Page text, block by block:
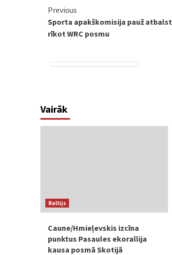
Continue
Reading
Previous
Sporta apakškomisija pauž
rīkot WRC posmu
Vairāk
Rallijs
Caune/Hmieļevskis izcīna
punktus Pasaules ekorallija
kausa posmā Skotijā